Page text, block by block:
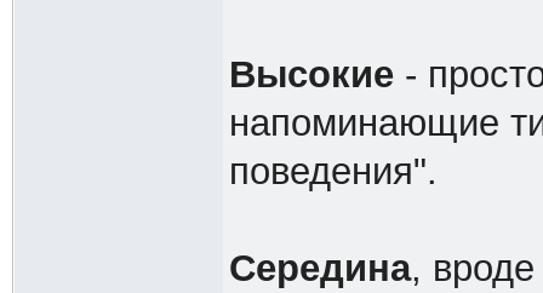
Высокие-
напоминающие
поведения".
Середина,